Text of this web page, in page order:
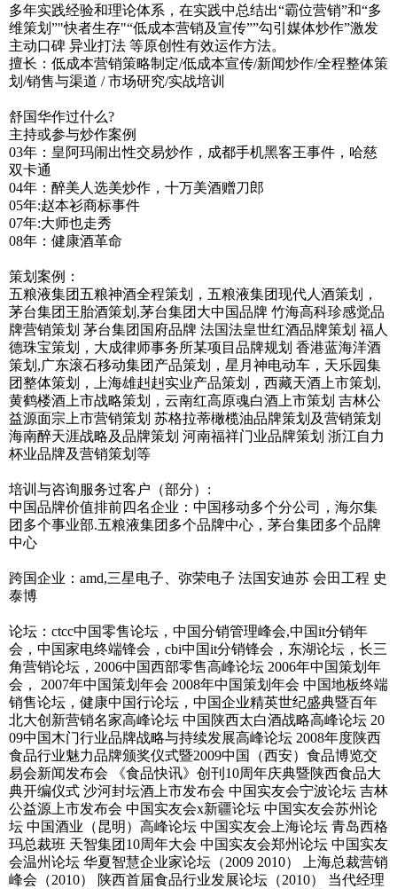
多年实践经验和理论体系，在实践中总结出“霸位营销”和“多
维策划”"快者生存"“低成本营销及宣传””勾引媒体炒作”激发
主动口碑 异业打法 等原创性有效运作方法。
擅长：低成本营销策略制定/低成本宣传/新闻炒作/全程整体策
划/销售与渠道 / 市场研究/实战培训
舒国华作过什么?
主持或参与炒作案例
03年：皇阿玛闹出性交易炒作，成都手机黑客王事件，哈慈
双卡通
04年：醉美人选美炒作，十万美酒赠刀郎
05年:赵本衫商标事件
07年:大师也走秀
08年：健康酒革命
策划案例：
五粮液集团五粮神酒全程策划，五粮液集团现代人酒策划，
茅台集团王胎酒策划,茅台集团大中国品牌 竹海高科珍感觉品
牌营销策划 茅台集团国府品牌 法国法皇世红酒品牌策划 福人
德珠宝策划，大成律师事务所某项目品牌规划 香港蓝海洋酒
策划,广东滚石移动集团产品策划，星月神电动车，天乐园集
团整体策划，上海雄赳赳实业产品策划，西藏天酒上市策划,
黄鹤楼酒上市战略策划，云南红高原魂白酒上市策划 吉林公
益源面宗上市营销策划 苏格拉蒂橄榄油品牌策划及营销策划
海南醉天涯战略及品牌策划 河南福祥门业品牌策划 浙江自力
杯业品牌及营销策划等
培训与咨询服务过客户（部分）:
中国品牌价值排前四名企业：中国移动多个分公司，海尔集
团多个事业部.五粮液集团多个品牌中心，茅台集团多个品牌
中心
跨国企业：amd,三星电子、弥荣电子 法国安迪苏 会田工程 史
泰博
论坛：ctcc中国零售论坛，中国分销管理峰会,中国it分销年
会，中国家电终端锋会，cbi中国it分销锋会，东湖论坛，长三
角营销论坛，2006中国西部零售高峰论坛 2006年中国策划年
会， 2007年中国策划年会 2008年中国策划年会 中国地板终端
销售论坛，健康中国行论坛，中国企业精英世纪盛典暨百年
北大创新营销名家高峰论坛 中国陕西太白酒战略高峰论坛 20
09中国木门行业品牌战略与持续发展高峰论坛 2008年度陕西
食品行业魅力品牌颁奖仪式暨2009中国（西安）食品博览交
易会新闻发布会 《食品快讯》创刊10周年庆典暨陕西食品大
典开编仪式 沙河封坛酒上市发布会 中国实友会宁波论坛 吉林
公益源上市发布会 中国实友会x新疆论坛 中国实友会苏州论
坛 中国酒业（昆明）高峰论坛 中国实友会上海论坛 青岛西格
玛总裁班 天智集团10周年大会 中国实友会郑州论坛 中国实友
会温州论坛 华夏智慧企业家论坛（2009 2010） 上海总裁营销
峰会（2010） 陕西首届食品行业发展论坛（2010） 当代经理